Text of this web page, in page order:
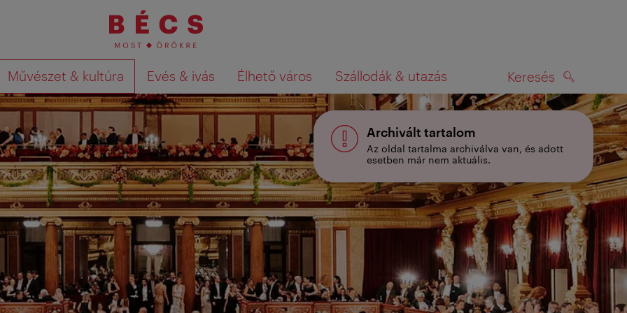
Művészet & kultúra Evés & ivás Élhető város Szállodák & utazás Keresés
Keresési találatok megjelenítése a térképen KERESÉS
Archivált tartalom
Az oldal tartalma archiválva van, és adott
esetben már nem aktuális.